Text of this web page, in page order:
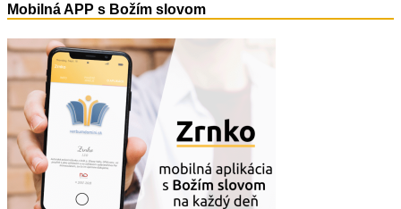
Mobilná APP s Božím slovom